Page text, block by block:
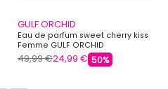
GULF ORCHID
Eau de parfum sweet cherry kiss
Femme GULF ORCHID
49,99 €24,99 € 50%